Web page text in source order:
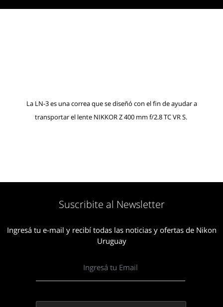
La LN-3 es una correa que se diseñó con el fin de ayudar a
transportar el lente NIKKOR Z 400 mm f/2.8 TC VR S.
Suscribite al Newsletter
Ingresá tu e-mail y recibí todas las noticias y ofertas de Nikon
Uruguay